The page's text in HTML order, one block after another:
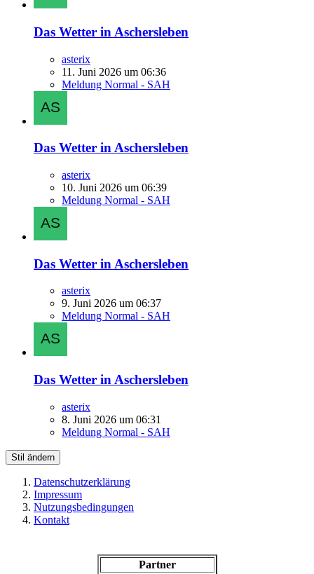
Das Wetter in Aschersleben
asterix
11. Juni 2026 um 06:36
Meldung Normal - SAH
Das Wetter in Aschersleben
asterix
10. Juni 2026 um 06:39
Meldung Normal - SAH
Das Wetter in Aschersleben
asterix
9. Juni 2026 um 06:37
Meldung Normal - SAH
Das Wetter in Aschersleben
asterix
8. Juni 2026 um 06:31
Meldung Normal - SAH
Stil ändern
Datenschutzerklärung
Impressum
Nutzungsbedingungen
Kontakt
Partner